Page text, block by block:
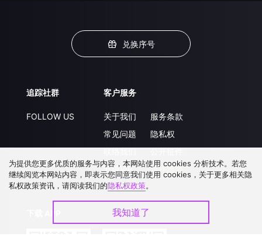
兑换序号
追踪社群
FOLLOW US
客户服务
关于我们
常见问题
升级VIP
服务条款
隐私权
合作洽談
为提供您更多优质的服务与内容，本网站使用 cookies 分析技术。若您
继续阅览本网站内容，即表示您同意我们使用 cookies，关于更多相关隐
私权政策资讯，请阅读我们的隐私权政策。
我知道了